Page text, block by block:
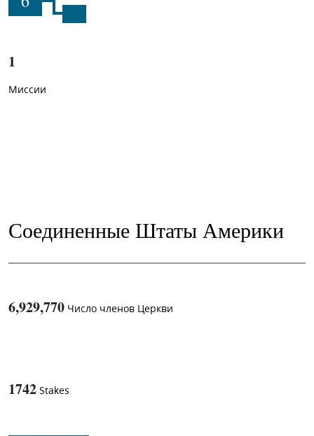
1
Миссии
Соединенные Штаты Америки
6,929,770 Число членов Церкви
1742 Stakes